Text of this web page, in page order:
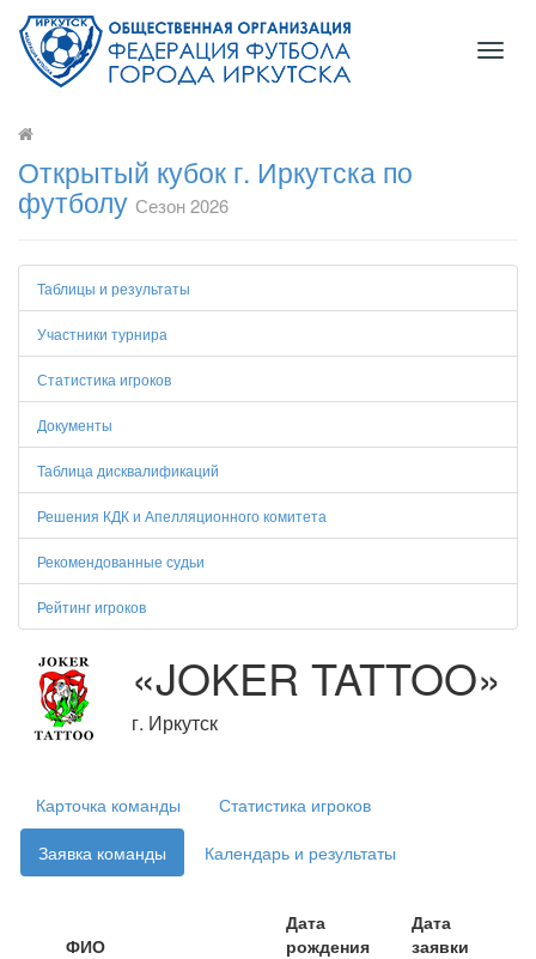
Открытый кубок г. Иркутска по
футболу Сезон 2026
Таблицы и результаты
Участники турнира
Статистика игроков
Документы
Таблица дисквалификаций
Решения КДК и Апелляционного комитета
Рекомендованные судьи
Рейтинг игроков
«JOKER TATTOO»
г. Иркутск
Карточка команды
Статистика игроков
Заявка команды
Календарь и результаты
ФИО
Дата
рождения
Дата
заявки